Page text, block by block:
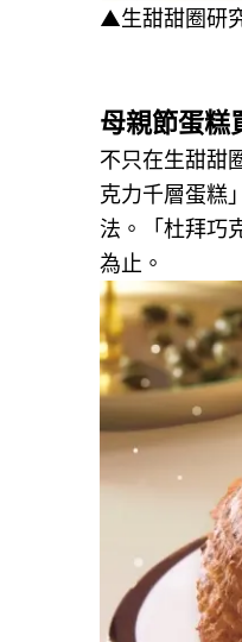
▲生甜甜圈研
母親節蛋糕
不只在生甜甜
克力千層蛋糕
法。「杜拜巧
為止。